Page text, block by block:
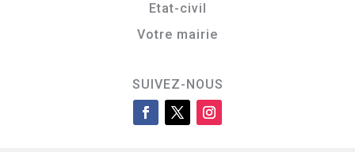
Etat-civil
Votre mairie
SUIVEZ-NOUS